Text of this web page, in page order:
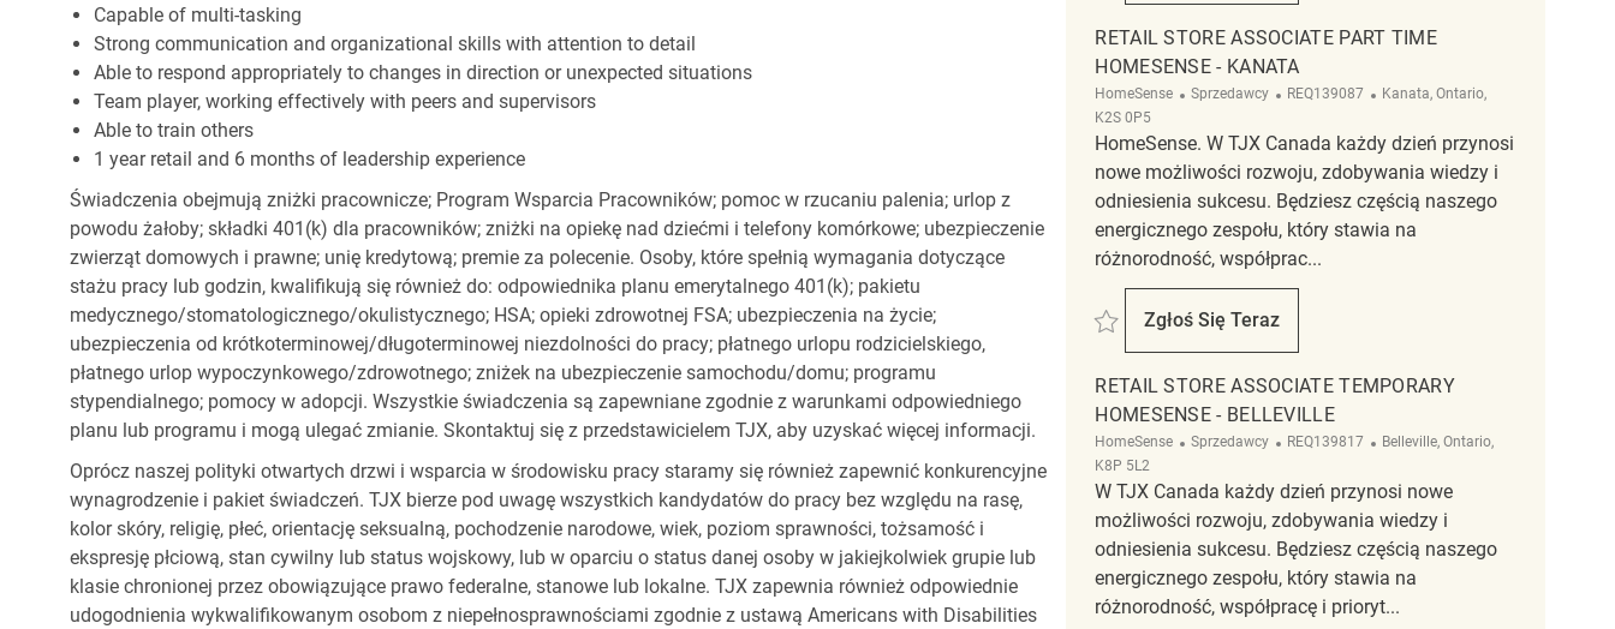
Capable of multi-tasking
Strong communication and organizational skills with attention to detail
Able to respond appropriately to changes in direction or unexpected situations
Team player, working effectively with peers and supervisors
Able to train others
1 year retail and 6 months of leadership experience
Świadczenia obejmują zniżki pracownicze; Program Wsparcia Pracowników; pomoc w rzucaniu palenia; urlop z
powodu żałoby; składki 401(k) dla pracowników; zniżki na opiekę nad dziećmi i telefony komórkowe; ubezpieczenie
zwierząt domowych i prawne; unię kredytową; premie za polecenie. Osoby, które spełnią wymagania dotyczące
stażu pracy lub godzin, kwalifikują się również do: odpowiednika planu emerytalnego 401(k); pakietu
medycznego/stomatologicznego/okulistycznego; HSA; opieki zdrowotnej FSA; ubezpieczenia na życie;
ubezpieczenia od krótkoterminowej/długoterminowej niezdolności do pracy; płatnego urlopu rodzicielskiego,
płatnego urlop wypoczynkowego/zdrowotnego; zniżek na ubezpieczenie samochodu/domu; programu
stypendialnego; pomocy w adopcji. Wszystkie świadczenia są zapewniane zgodnie z warunkami odpowiedniego
planu lub programu i mogą ulegać zmianie. Skontaktuj się z przedstawicielem TJX, aby uzyskać więcej informacji.
Oprócz naszej polityki otwartych drzwi i wsparcia w środowisku pracy staramy się również zapewnić konkurencyjne
wynagrodzenie i pakiet świadczeń. TJX bierze pod uwagę wszystkich kandydatów do pracy bez względu na rasę,
kolor skóry, religię, płeć, orientację seksualną, pochodzenie narodowe, wiek, poziom sprawności, tożsamość i
ekspresję płciową, stan cywilny lub status wojskowy, lub w oparciu o status danej osoby w jakiejkolwiek grupie lub
klasie chronionej przez obowiązujące prawo federalne, stanowe lub lokalne. TJX zapewnia również odpowiednie
udogodnienia wykwalifikowanym osobom z niepełnosprawnościami zgodnie z ustawą Americans with Disabilities
RETAIL STORE ASSOCIATE PART TIME
HOMESENSE - KANATA
HomeSense Kategoria
Sprzedawcy ReqId
REQ139087 Lokalizacja
Kanata, Ontario,
K2S 0P5
HomeSense. W TJX Canada każdy dzień przynosi
nowe możliwości rozwoju, zdobywania wiedzy i
odniesienia sukcesu. Będziesz częścią naszego
energicznego zespołu, który stawia na
różnorodność, współprac...
Zapisać Retail Store Associate Part Time Homesense - Kanata REQ139087
Zgłoś Się Teraz
Retail Store Associate Part Time Homesense
RETAIL STORE ASSOCIATE TEMPORARY
HOMESENSE - BELLEVILLE
HomeSense Kategoria
Sprzedawcy ReqId
REQ139817 Lokalizacja
Belleville, Ontario,
K8P 5L2
W TJX Canada każdy dzień przynosi nowe
możliwości rozwoju, zdobywania wiedzy i
odniesienia sukcesu. Będziesz częścią naszego
energicznego zespołu, który stawia na
różnorodność, współpracę i prioryt...